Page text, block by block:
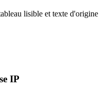
lisible et texte d'origine
IP